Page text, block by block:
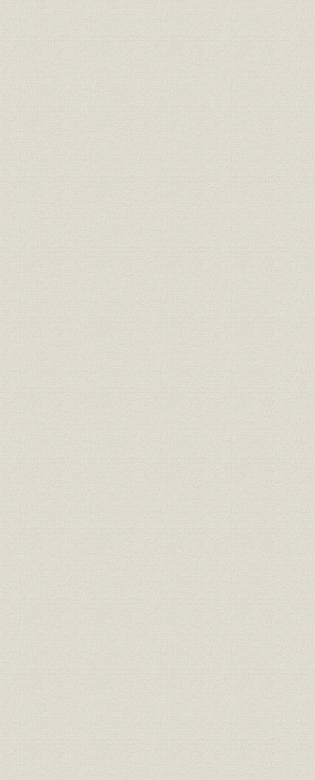
(5) 関門隧道
関門隧道着工までの経緯
関門隧道技術委員会
決定路線
第3 建設規程の制定
1 大正10年制定の国有鉄道建設規程
2 昭和2年の改正
3 昭和4年制定の規程
4 簡易線建設規程の制定
5 昭和7年9月以降の改正
第3節 線路増設
第1 東京周辺の線路増設
東海道線
中央線
総武線
東北線
山手線
第2 山陽本線の線路増設
第3 主要線の線路増設
東北本線
常磐線
高崎線
信越線
北陸本線
関西本線
函館本線および室蘭本線
鹿児島本線